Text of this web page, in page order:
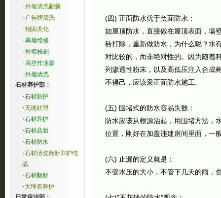
·外墙清洗翻新
· 广告牌清洗
·烟囱美化
·幕墙维修
·外墙粉刷
·高空作业部
·外墙清洗
石材养护部：
·石材防护
·无缝处理
·石材养护
·石材晶面
·石材防水
·石材清洗翻新养护结
晶
·石材翻新
·大理石养护
(四) 正面防水优于负面防水：
如屋顶防水，直接做在屋顶表面，墙
砖打除，重新做防水，为什么呢？水
对比较的，而非绝对性的。因为随着
列渗透性粉末，以及高低压注入合成
不得己，应该采正面防水施工。
(五) 围堵式的防水容易失败：
防水应该从根源治起，用围堵方法，
位置，刚好在加盖违建房间里面，一
(六) 止漏的定义就是：
不管水压的大小，不管下几天的雨，